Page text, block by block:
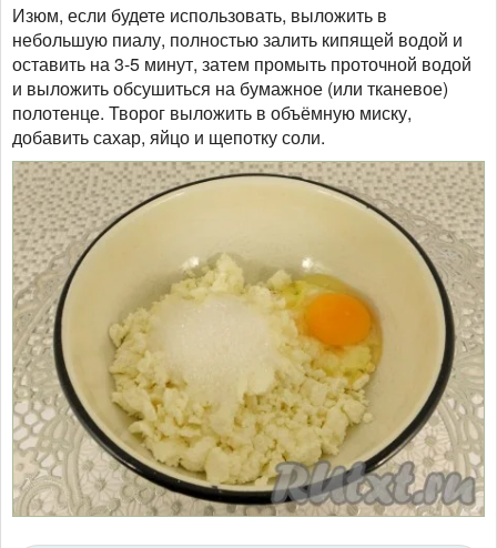
Изюм, если будете использовать, выложить в
небольшую пиалу, полностью залить кипящей водой и
оставить на 3-5 минут, затем промыть проточной водой
и выложить обсушиться на бумажное (или тканевое)
полотенце. Творог выложить в объёмную миску,
добавить сахар, яйцо и щепотку соли.